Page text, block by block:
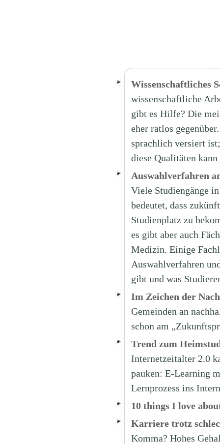
Wissenschaftliches
wissenschaftliche
gibt es Hilfe? Die
eher ratlos
sprachlich versiert
diese Qualitäten
Auswahlverfahren
Viele Studiengänge
bedeutet, dass
Studienplatz zu
es gibt aber auch
Medizin. Einige
Auswahlverfahren
gibt und was
Im Zeichen der
Gemeinden an
schon am
Trend zum
Internetzeitalter 2.0
pauken: E-Learning
Lernprozess ins
10 things I love
Karriere trotz
Komma? Hohes